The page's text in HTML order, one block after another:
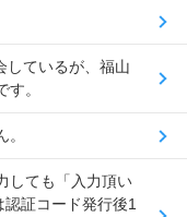
しているが、福山
。
しても「入力頂い
証コード発行後1